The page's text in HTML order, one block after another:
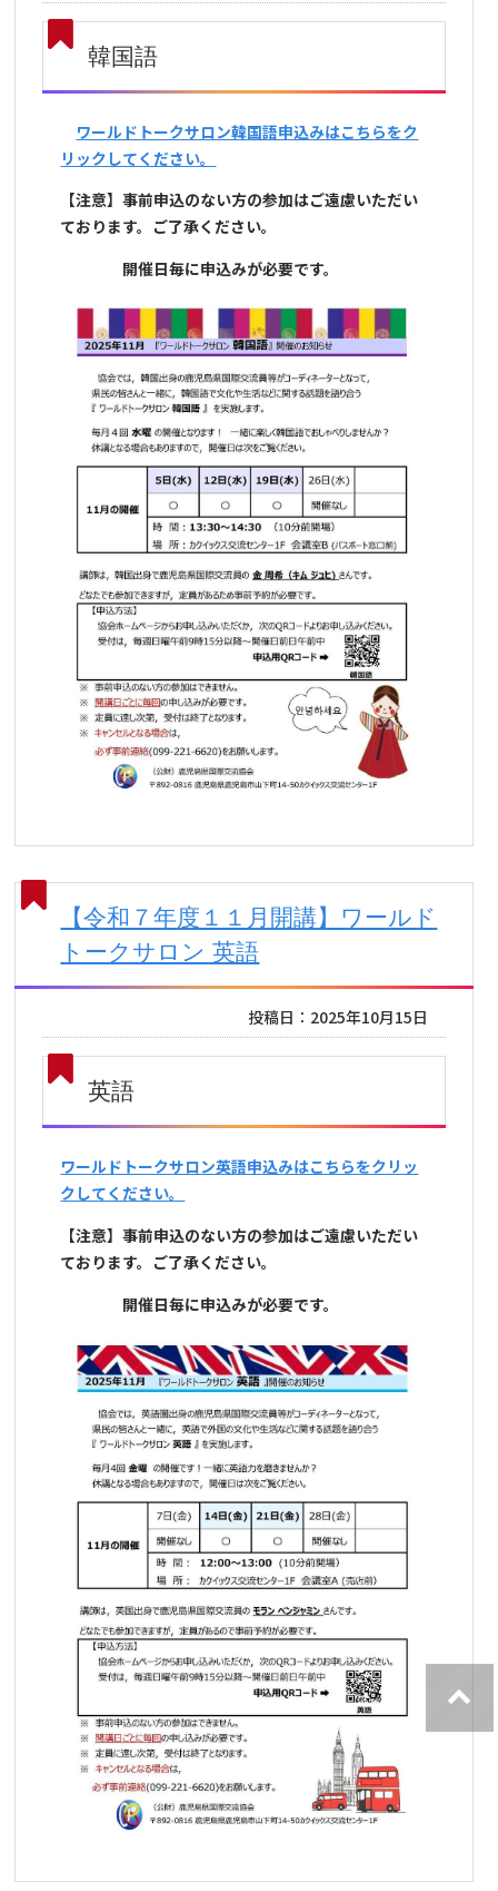
韓国語
ワールドトークサロン韓国語申込みはこちらをク
リックしてください。
【注意】事前申込のない方の参加はご遠慮いただい
ております。ご了承ください。
開催日毎に申込みが必要です。
【令和７年度１１月開講】ワールド
トークサロン 英語
投稿日：2025年10月15日
英語
ワールドトークサロン英語申込みはこちらをクリッ
クしてください。
【注意】事前申込のない方の参加はご遠慮いただい
ております。ご了承ください。
開催日毎に申込みが必要です。